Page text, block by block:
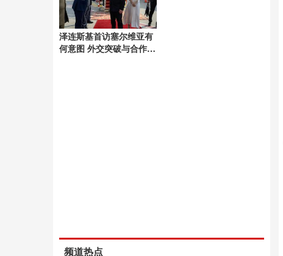
泽连斯基首访塞尔维亚有
何意图 外交突破与合作信
频道热点